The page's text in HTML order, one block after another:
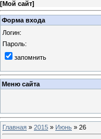
[Мой сайт]
Форма входа
Логин:
Пароль:
запомнить
Меню сайта
Главная » 2015 » Июнь » 26